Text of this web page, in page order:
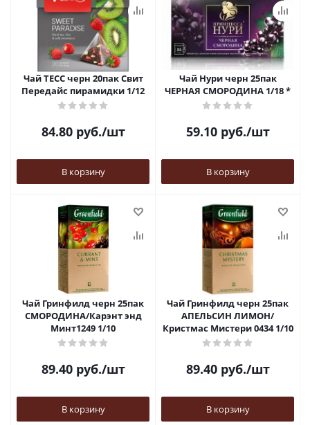
Чай ТЕСС черн 20пак Свит
Передайс пирамидки 1/12
84.80руб./шт
В корзину
Чай Нури черн 25пак
ЧЕРНАЯ СМОРОДИНА 1/18 *
59.10руб./шт
В корзину
Чай Гринфилд черн 25пак
СМОРОДИНА/Карэнт энд
Минт1249 1/10
89.40руб./шт
В корзину
Чай Гринфилд черн 25пак
АПЕЛЬСИН ЛИМОН/
Кристмас Мистери 0434 1/10
89.40руб./шт
В корзину